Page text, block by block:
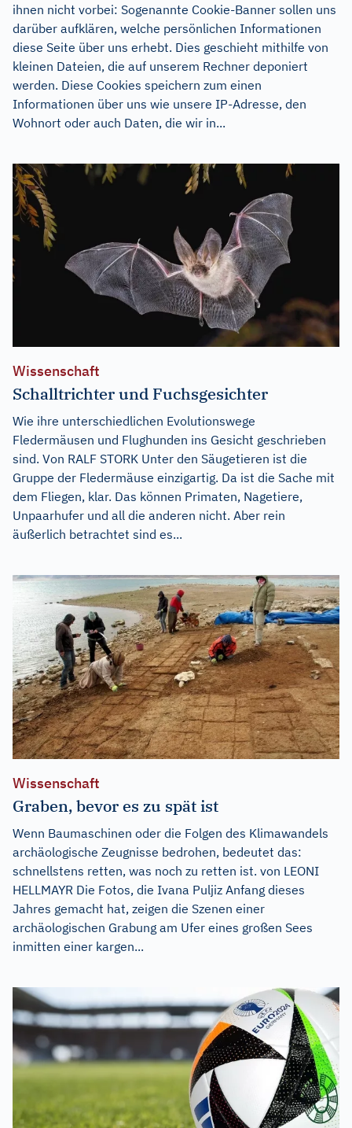
ihnen nicht vorbei: Sogenannte Cookie-Banner sollen uns
darüber aufklären, welche persönlichen Informationen
diese Seite über uns erhebt. Dies geschieht mithilfe von
kleinen Dateien, die auf unserem Rechner deponiert
werden. Diese Cookies speichern zum einen
Informationen über uns wie unsere IP-Adresse, den
Wohnort oder auch Daten, die wir in...
Wissenschaft
Schalltrichter und Fuchsgesichter
Wie ihre unterschiedlichen Evolutionswege
Fledermäusen und Flughunden ins Gesicht geschrieben
sind. Von RALF STORK Unter den Säugetieren ist die
Gruppe der Fledermäuse einzigartig. Da ist die Sache mit
dem Fliegen, klar. Das können Primaten, Nagetiere,
Unpaarhufer und all die anderen nicht. Aber rein
äußerlich betrachtet sind es...
Wissenschaft
Graben, bevor es zu spät ist
Wenn Baumaschinen oder die Folgen des Klimawandels
archäologische Zeugnisse bedrohen, bedeutet das:
schnellstens retten, was noch zu retten ist. von LEONI
HELLMAYR Die Fotos, die Ivana Puljiz Anfang dieses
Jahres gemacht hat, zeigen die Szenen einer
archäologischen Grabung am Ufer eines großen Sees
inmitten einer kargen...